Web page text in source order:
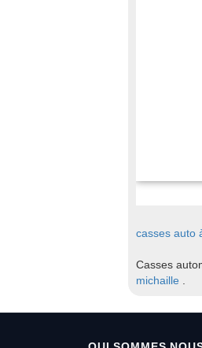
casses auto
Casses
michaille